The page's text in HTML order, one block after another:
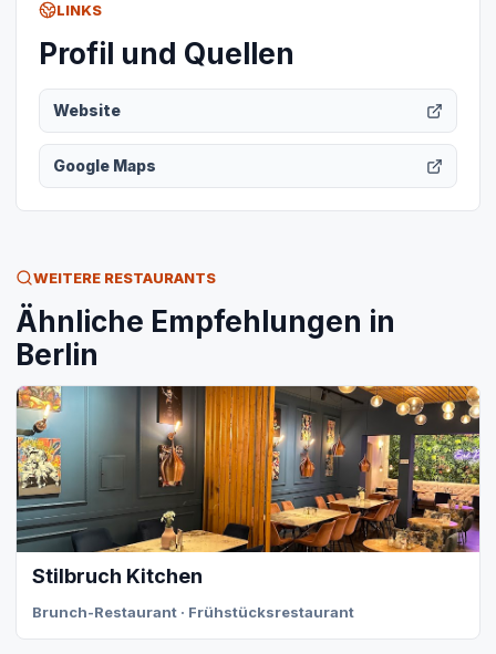
LINKS
Profil und Quellen
Website
Google Maps
WEITERE RESTAURANTS
Ähnliche Empfehlungen in
Berlin
Stilbruch Kitchen
Brunch-Restaurant · Frühstücksrestaurant